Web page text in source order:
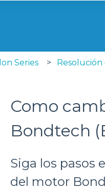
de búsqueda está
Series
Como
Bondtech
Siga los pasos
del motor